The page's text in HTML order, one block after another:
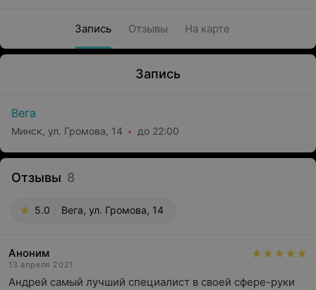
Запись Отзывы На карте
Запись
Вега
Минск, ул. Громова, 14 до 22:00
Отзывы 8
5.0 Вега, ул. Громова, 14
Аноним
13 апреля 2021
Андрей самый лучший специалист в своей сфере-руки